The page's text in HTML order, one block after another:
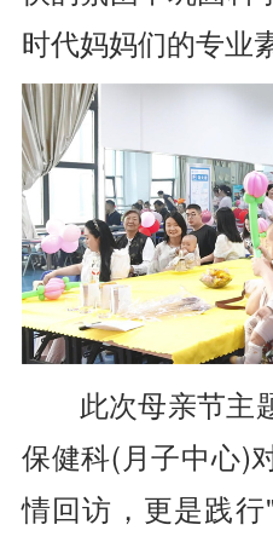
时代妈妈们的专业
此次母亲节主
保健科(月子中心)
情回访，更是践